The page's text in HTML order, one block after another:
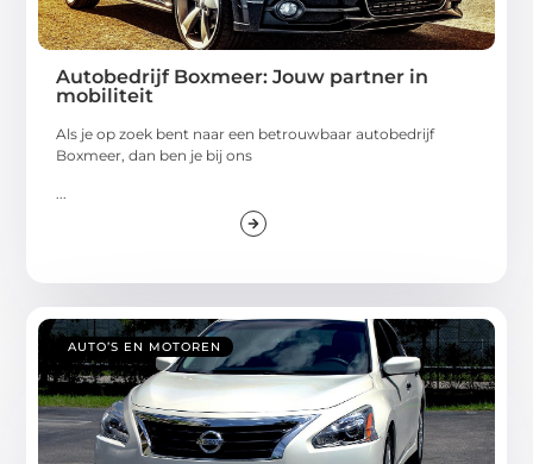
Autobedrijf Boxmeer: Jouw partner in
mobiliteit
Als je op zoek bent naar een betrouwbaar autobedrijf
Boxmeer, dan ben je bij ons
...
AUTO’S EN MOTOREN